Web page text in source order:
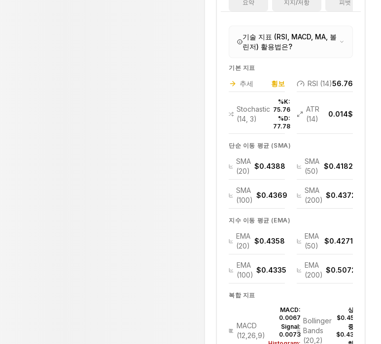
요약 지지/저항 피벗
기술 지표 (RSI, MACD, MA, 볼
린저) 활용법은?
기본 지표
추세 횡보 RSI (14)56.76
Stochastic
(14, 3)
%K:
75.76
%D:
77.78
ATR
(14)
0.014$
단순 이동 평균 (SMA)
SMA
(20)
$0.4388
SMA
(50)
$0.4182
SMA
(100)
$0.4369
SMA
(200)
$0.4372
지수 이동 평균 (EMA)
EMA
(20)
$0.4358
EMA
(50)
$0.4271
EMA
(100)
$0.4335
EMA
(200)
$0.5072
복합 지표
MACD
(12,26,9)
MACD:
0.0067
Signal:
0.0073
Bollinger
Bands
(20,2)
상단:
$0.4538
중간:
$0.4388